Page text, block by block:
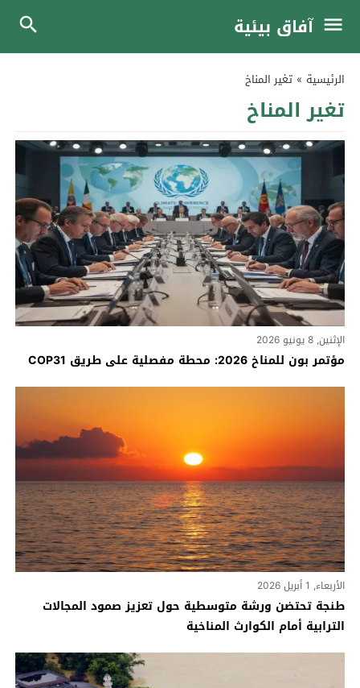
آفاق بيئية
الرئيسية » تغير المناخ
تغير المناخ
الإثنين, 8 يونيو 2026
مؤتمر بون للمناخ 2026: محطة مفصلية على طريق COP31
الأربعاء, 1 أبريل 2026
طنجة تحتضن ورشة متوسطية حول تعزيز صمود المجالات
الترابية أمام الكوارث المناخية